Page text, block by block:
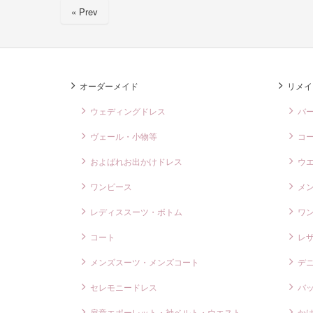
o
k
« Prev
オーダーメイド
ウェディングドレス
ヴェール・小物等
およばれお出かけドレス
ワンピース
レディススーツ・ボトム
コート
メンズスーツ・メンズコート
セレモニードレス
リメ
バ
コ
ウ
メ
ワ
レ
デ
バ